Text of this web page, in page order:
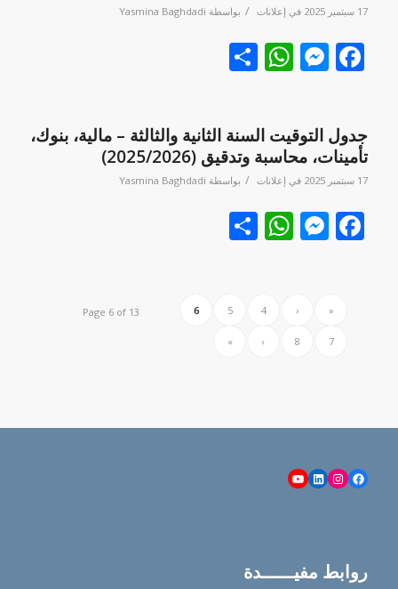
17 سبتمبر 2025 في إعلانات / بواسطة Yasmina Baghdadi
Facebook
Messenger
WhatsApp
نشر
جدول التوقيت السنة الثانية والثالثة – مالية، بنوك،
تأمينات، محاسبة وتدقيق (2025/2026)
17 سبتمبر 2025 في إعلانات / بواسطة Yasmina Baghdadi
Facebook
Messenger
WhatsApp
نشر
Page 6 of 13 «
‹
4
5
6
7
8
›
»
Facebook
Instagram
LinkedIn
YouTube
روابط مفيــــــدة